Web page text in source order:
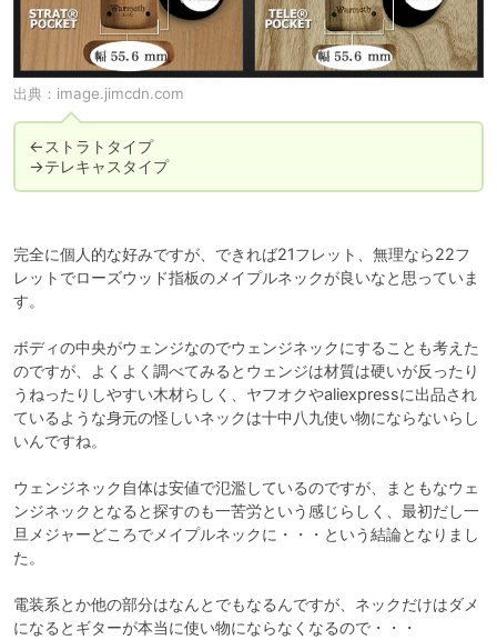
出典： image.jimcdn.com
←ストラトタイプ
→テレキャスタイプ
完全に個人的な好みですが、できれば21フレット、無理なら22フ
レットでローズウッド指板のメイプルネックが良いなと思っていま
す。
ボディの中央がウェンジなのでウェンジネックにすることも考えた
のですが、よくよく調べてみるとウェンジは材質は硬いが反ったり
うねったりしやすい木材らしく、ヤフオクやaliexpressに出品され
ているような身元の怪しいネックは十中八九使い物にならないらし
いんですね。
ウェンジネック自体は安値で氾濫しているのですが、まともなウェ
ンジネックとなると探すのも一苦労という感じらしく、最初だし一
旦メジャーどころでメイプルネックに・・・という結論となりまし
た。
電装系とか他の部分はなんとでもなるんですが、ネックだけはダメ
になるとギターが本当に使い物にならなくなるので・・・